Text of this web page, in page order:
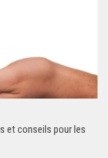
et conseils pour les